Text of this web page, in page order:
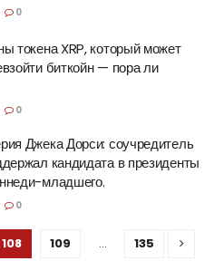
0
токена XRP, который может
биткойн — пора ли
0
Джека Дорси: соучредитель
кандидата в президенты
младшего.
0
108 109 … 135